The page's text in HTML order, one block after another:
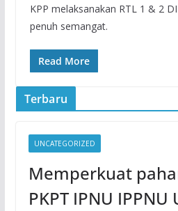
KPP melaksanakan RTL 1 & 2
penuh semangat.
Read More
Terbaru
UNCATEGORIZED
Memperkuat
PKPT IPNU IPPNU